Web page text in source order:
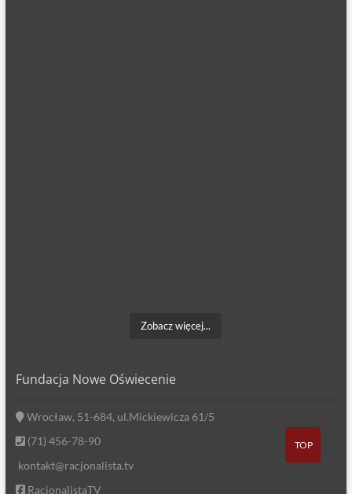
Zobacz więcej...
Fundacja Nowe Oświecenie
Wrocław, 51-684, ul.Mickiewicza 61/5
(71) 456-78-90
kontakt@racjonalista.tv
RacjonalistaTV
TOP